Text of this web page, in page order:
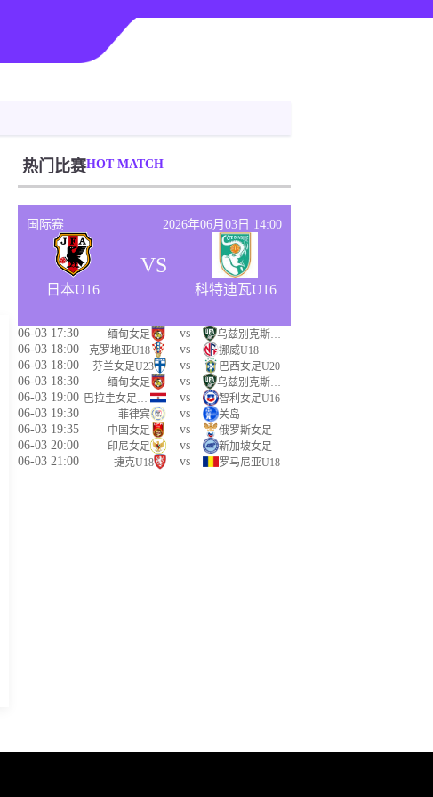
热门比赛HOT MATCH
国际赛 2026年06月03日 14:00
日本U16
VS
科特迪瓦U16
06-03 17:30 缅甸女足 vs 乌兹别克斯坦女足
06-03 18:00 克罗地亚U18 vs 挪威U18
06-03 18:00 芬兰女足U23 vs 巴西女足U20
06-03 18:30 缅甸女足 vs 乌兹别克斯坦女足
06-03 19:00 巴拉圭女足U16 vs 智利女足U16
06-03 19:30 菲律宾 vs 关岛
06-03 19:35 中国女足 vs 俄罗斯女足
06-03 20:00 印尼女足 vs 新加坡女足
06-03 21:00 捷克U18 vs 罗马尼亚U18